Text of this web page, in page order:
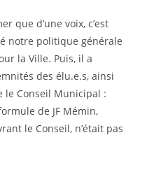
que d’une voix, c’est
notre politique générale
la Ville. Puis, il a
des élu.e.s, ainsi
le Conseil Municipal :
de JF Mémin,
le Conseil, n’était pas